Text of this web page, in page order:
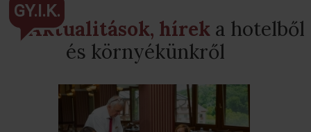
Aktualitások, híreka hotelből
és környékünkről
GY.I.K.